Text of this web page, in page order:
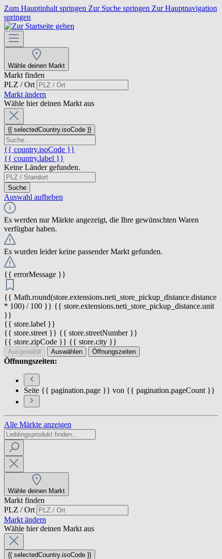
Zum Hauptinhalt springen Zur Suche springen Zur Hauptnavigation
springen
Wähle deinen Markt
Markt finden
PLZ / Ort
Markt ändern
Wähle hier deinen Markt aus
{{ selectedCountry.isoCode }}
{{ country.isoCode }}
{{ country.label }}
Keine Länder gefunden.
Suche
Auswahl aufheben
Es werden nur Märkte angezeigt, die Ihre gewünschten Waren
verfügbar haben.
Es wurden leider keine passender Markt gefunden.
{{ errorMessage }}
{{ Math.round(store.extensions.neti_store_pickup_distance.distance
* 100) / 100 }} {{ store.extensions.neti_store_pickup_distance.unit
}}
{{ store.label }}
{{ store.street }} {{ store.streetNumber }}
{{ store.zipCode }} {{ store.city }}
Ausgewählt Auswählen Öffnungszeiten
Öffnungszeiten:
Seite {{ pagination.page }} von {{ pagination.pageCount }}
Alle Märkte anzeigen
Wähle deinen Markt
Markt finden
PLZ / Ort
Markt ändern
Wähle hier deinen Markt aus
{{ selectedCountry.isoCode }}